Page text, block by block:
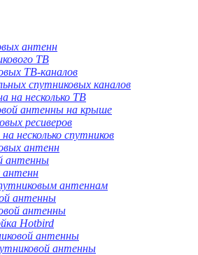
антенн
ТВ
ТВ-каналов
спутниковых каналов
на несколько ТВ
антенны на крыше
ресиверов
несколько спутников
антенн
антенны
антенн
антеннам
антенны
антенны
Hotbird
антенны
антенны